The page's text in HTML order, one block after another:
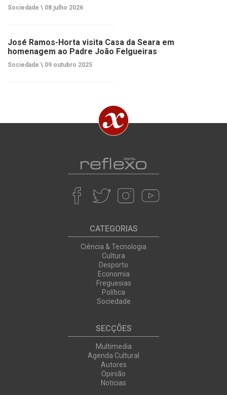
Sociedade \ 08 julho 2026
José Ramos-Horta visita Casa da Seara em
homenagem ao Padre João Felgueiras
Sociedade \ 09 outubro 2025
CATEGORIAS
Ciência & Tecnologia
Cultura
Desporto
Economia
Freguesias
Política
Sociedade
SECÇÕES
Multimedia
Agenda Cultural
Autores
Opinião
Noticias